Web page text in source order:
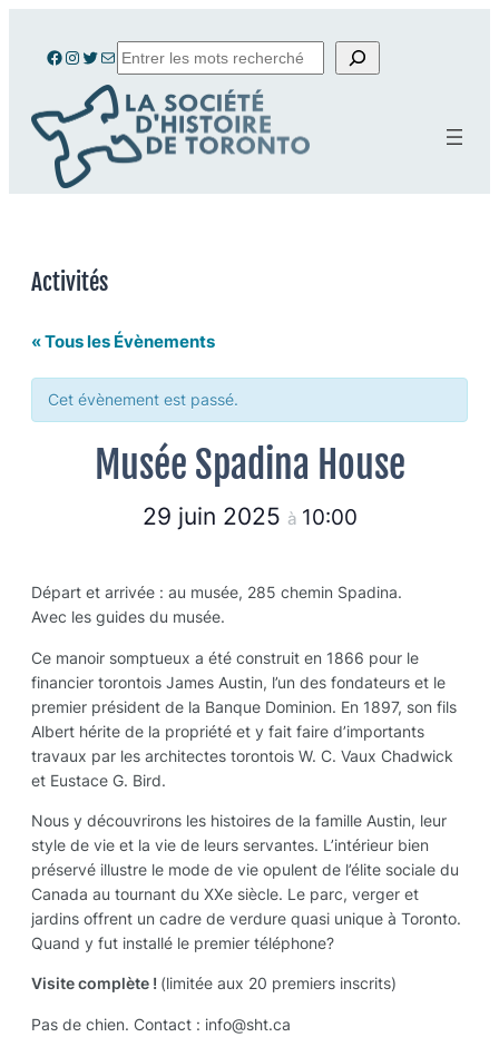
Facebook
Instagram
Twitter
E-mailSearch
Activités
« Tous les Évènements
Cet évènement est passé.
Musée Spadina House
29 juin 2025 à 10:00
Départ et arrivée : au musée, 285 chemin Spadina.
Avec les guides du musée.
Ce manoir somptueux a été construit en 1866 pour le
financier torontois James Austin, l’un des fondateurs et le
premier président de la Banque Dominion. En 1897, son fils
Albert hérite de la propriété et y fait faire d’importants
travaux par les architectes torontois W. C. Vaux Chadwick
et Eustace G. Bird.
Nous y découvrirons les histoires de la famille Austin, leur
style de vie et la vie de leurs servantes. L’intérieur bien
préservé illustre le mode de vie opulent de l’élite sociale du
Canada au tournant du XXe siècle. Le parc, verger et
jardins offrent un cadre de verdure quasi unique à Toronto.
Quand y fut installé le premier téléphone?
Visite complète ! (limitée aux 20 premiers inscrits)
Pas de chien. Contact : info@sht.ca